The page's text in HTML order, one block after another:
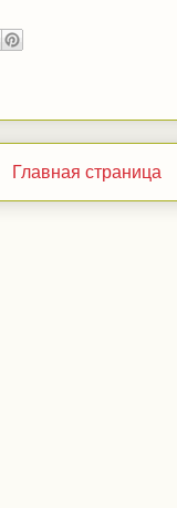
Главная страница